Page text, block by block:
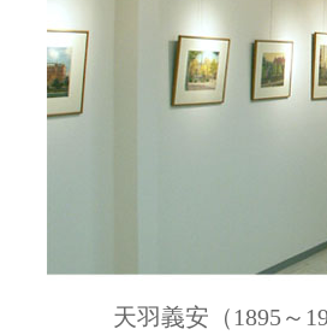
天羽義安（1895～